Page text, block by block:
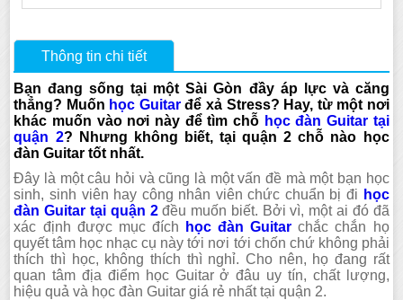
Thông tin chi tiết
Bạn đang sống tại một Sài Gòn đầy áp lực và căng
thẳng? Muốn học Guitarđể xả Stress? Hay, từ một nơi
khác muốn vào nơi này để tìm chỗ học đàn Guitar tại
quận 2? Nhưng không biết, tại quận 2 chỗ nào học
đàn Guitar tốt nhất.
Đây là một câu hỏi và cũng là một vấn đề mà một bạn học
sinh, sinh viên hay công nhân viên chức chuẩn bị đi học
đàn Guitar tại quận 2đều muốn biết. Bởi vì, một ai đó đã
xác định được mục đích
học đàn Guitar chắc chắn họ
quyết tâm học nhạc cụ này tới nơi tới chốn chứ không phải
thích thì học, không thích thì nghỉ. Cho nên, họ đang rất
quan tâm địa điểm học Guitar ở đâu uy tín, chất lượng,
hiệu quả và học đàn Guitar giá rẻ nhất tại quận 2.